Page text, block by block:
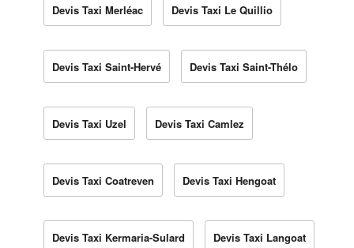
Devis Taxi Merléac Devis Taxi Le Quillio
Devis Taxi Saint-Hervé Devis Taxi Saint-Thélo
Devis Taxi Uzel Devis Taxi Camlez
Devis Taxi Coatreven Devis Taxi Hengoat
Devis Taxi Kermaria-Sulard Devis Taxi Langoat